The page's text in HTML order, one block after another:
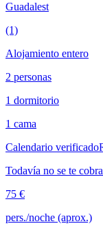
Guadalest
(1)
Alojamiento entero
2 personas
1 dormitorio
1 cama
Calendario verificado
Todavía no se te
75 €
pers./noche (aprox.)